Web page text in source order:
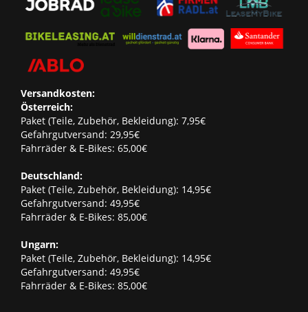
Versandkosten:
Österreich:
Paket (Teile, Zubehör, Bekleidung): 7,95€
Gefahrgutversand: 29,95€
Fahrräder & E-Bikes: 65,00€
Deutschland:
Paket (Teile, Zubehör, Bekleidung): 14,95€
Gefahrgutversand: 49,95€
Fahrräder & E-Bikes: 85,00€
Ungarn:
Paket (Teile, Zubehör, Bekleidung): 14,95€
Gefahrgutversand: 49,95€
Fahrräder & E-Bikes: 85,00€